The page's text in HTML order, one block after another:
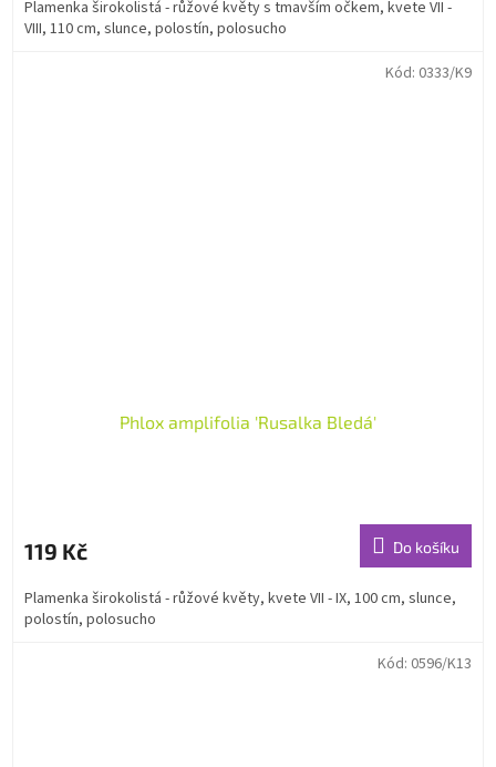
Plamenka širokolistá - růžové květy s tmavším očkem, kvete VII -
VIII, 110 cm, slunce, polostín, polosucho
Phlox amplifolia 'Rusalka Bledá'
119 Kč Do košíku
Plamenka širokolistá - růžové květy, kvete VII - IX, 100 cm, slunce,
polostín, polosucho
Kód: 0333/K9
Kód: 0596/K13